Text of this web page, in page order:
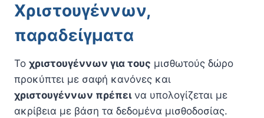
Χριστουγέννων,
παραδείγματα
Το χριστουγέννων για τους μισθωτούς δώρο
προκύπτει με σαφή κανόνες και
χριστουγέννων πρέπεινα υπολογίζεται με
ακρίβεια με βάση τα δεδομένα μισθοδοσίας.